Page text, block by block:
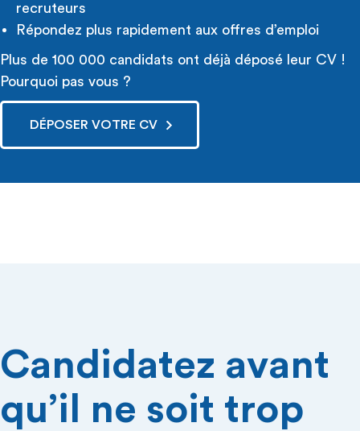
recruteurs
Répondez plus rapidement aux offres d’emploi
Plus de 100 000 candidats ont déjà déposé leur CV !
Pourquoi pas vous ?
DÉPOSER VOTRE CV
Candidatez avant
qu’il ne soit trop